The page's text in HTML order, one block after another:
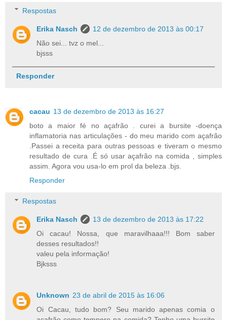
Respostas
Erika Nasch
12 de dezembro de 2013 às 00:17
Não sei... tvz o mel...
bjsss
Responder
cacau 13 de dezembro de 2013 às 16:27
boto a maior fé no açafrão . curei a bursite -doença
inflamatoria nas articulações - do meu marido com açafrão
.Passei a receita para outras pessoas e tiveram o mesmo
resultado de cura .É só usar açafrão na comida , simples
assim. Agora vou usa-lo em prol da beleza .bjs.
Responder
Respostas
Erika Nasch
13 de dezembro de 2013 às 17:22
Oi cacau! Nossa, que maravilhaaa!!! Bom saber
desses resultados!!
valeu pela informação!
Bjksss
Unknown 23 de abril de 2015 às 16:06
Oi Cacau, tudo bom? Seu marido apenas comia o